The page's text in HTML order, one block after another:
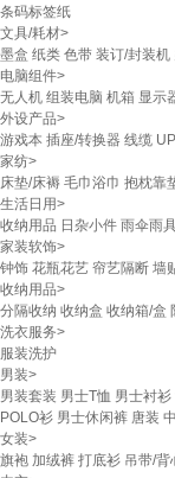
条码标签纸
文具/耗材>
墨盒 纸类 色带 装订/封装机
电脑组件>
无人机 组装电脑 机箱 显示
外设产品>
游戏本 插座/转换器 线缆
家纺>
床垫/床褥 毛巾浴巾 抱枕靠
生活日用>
收纳用品 日杂小件 雨伞雨
家装软饰>
钟饰 花瓶花艺 帘艺隔断 墙
收纳用品>
分隔收纳 收纳盒 收纳箱/盒
洗衣服务>
服装洗护
男装>
男装套装 男士T恤 男士衬衫
POLO衫 男士休闲裤 唐装
女装>
旗袍 加绒裤 打底衫 吊带/背